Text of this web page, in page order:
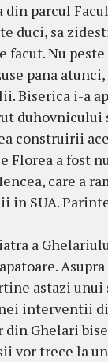
din parcul
duci, sa
facut. Nu
pana
Biserica i-a
construirii
Florea a fost
care a
in SUA.
a
astazi
interventii
Ghelari
vor trece la